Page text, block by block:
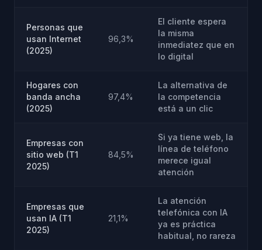
Personas que
usan Internet
(2025)
96,3%
El cliente espera
la misma
inmediatez que en
lo digital
Hogares con
banda ancha
(2025)
97,4%
La alternativa de
la competencia
está a un clic
Empresas con
sitio web (T1
2025)
84,5%
Si ya tiene web, la
línea de teléfono
merece igual
atención
Empresas que
usan IA (T1
2025)
21,1%
La atención
telefónica con IA
ya es práctica
habitual, no rareza